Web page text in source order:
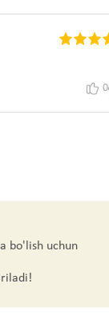
0
bo'lish uchun